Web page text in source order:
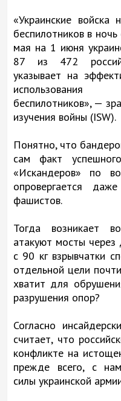
«Украинские
беспилотников в
мая на 1 июня
87 из 472
указывает на
использования
беспилотников», —
изучения войны (ISW).
Понятно, что
сам факт
«Искандеров» по
опровергается
фашистов.
Тогда возникает
атакуют мосты через
с 90 кг взрывчатки
отдельной цели
хватит для
разрушения опор?
Согласно
считает, что
конфликте на
прежде всего, с
силы украинской